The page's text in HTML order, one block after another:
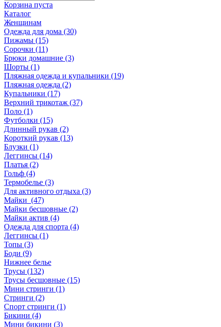
Корзина пуста
Каталог
Женщинам
Одежда для дома (30)
Пижамы (15)
Сорочки (11)
Брюки домашние (3)
Шорты (1)
Пляжная одежда и купальники (19)
Пляжная одежда (2)
Купальники (17)
Верхний трикотаж (37)
Поло (1)
Футболки (15)
Длинный рукав (2)
Короткий рукав (13)
Блузки (1)
Леггинсы (14)
Платья (2)
Гольф (4)
Термобелье (3)
Для активного отдыха (3)
Майки (47)
Майки бесшовные (2)
Майки актив (4)
Одежда для спорта (4)
Леггинсы (1)
Топы (3)
Боди (9)
Нижнее белье
Трусы (132)
Трусы бесшовные (15)
Мини стринги (1)
Стринги (2)
Спорт стринги (1)
Бикини (4)
Мини бикини (3)